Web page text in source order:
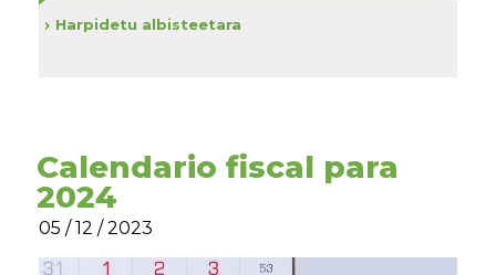
Calendario fiscal para
2024
05 / 12 / 2023
Harpidetu albisteetara